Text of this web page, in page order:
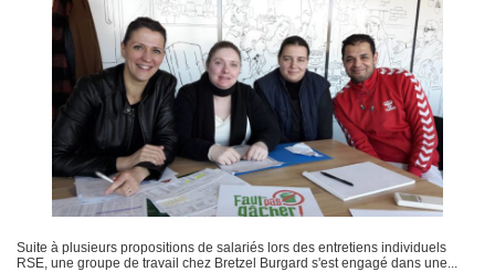
Suite à plusieurs propositions de salariés lors des entretiens individuels
RSE, une groupe de travail chez Bretzel Burgard s'est engagé dans une...